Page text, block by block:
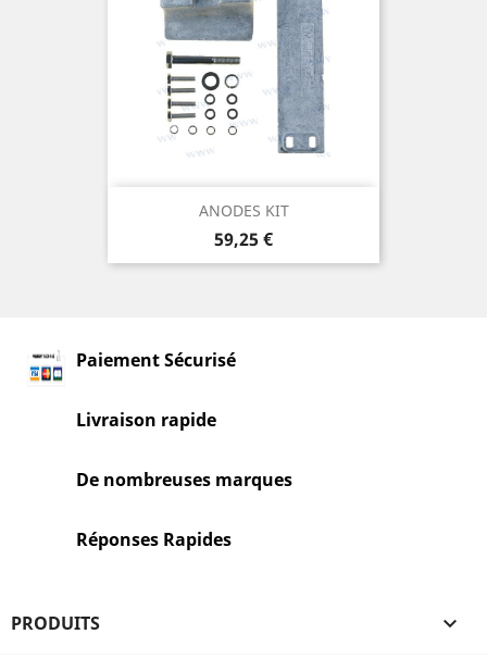
ANODES KIT
Prix
59,25 €
Paiement Sécurisé
Livraison rapide
De nombreuses marques
Réponses Rapides
PRODUITS 